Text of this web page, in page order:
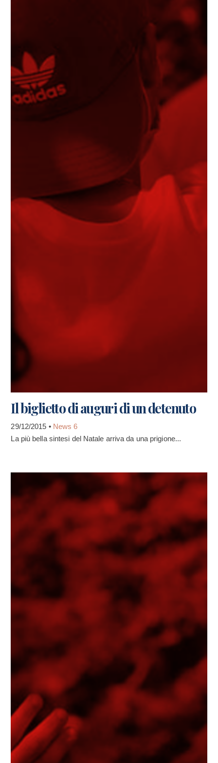
Il biglietto di auguri di un detenuto
29/12/2015 • News 6
La più bella sintesi del Natale arriva da una prigione...